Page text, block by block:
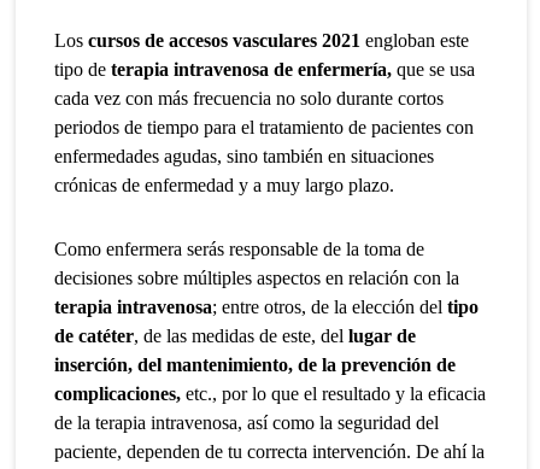
Loscursos de accesos vasculares 2021 engloban este
tipo deterapia intravenosa de enfermería, que se usa
cada vez con más frecuencia no solo durante cortos
periodos de tiempo para el tratamiento de pacientes con
enfermedades agudas, sino también en situaciones
crónicas de enfermedad y a muy largo plazo.
Como enfermera serás responsable de la toma de
decisiones sobre múltiples aspectos en relación con la
terapia intravenosa; entre otros, de la elección del tipo
de catéter, de las medidas de este, del lugar de
inserción, del mantenimiento, de la prevención de
complicaciones, etc., por lo que el resultado y la eficacia
de la terapia intravenosa, así como la seguridad del
paciente, dependen de tu correcta intervención. De ahí la